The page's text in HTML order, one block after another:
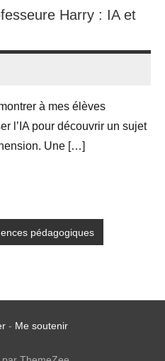
Harry : IA et
à mes élèves
l’IA pour découvrir un sujet
Une […]
pédagogiques
- Me soutenir